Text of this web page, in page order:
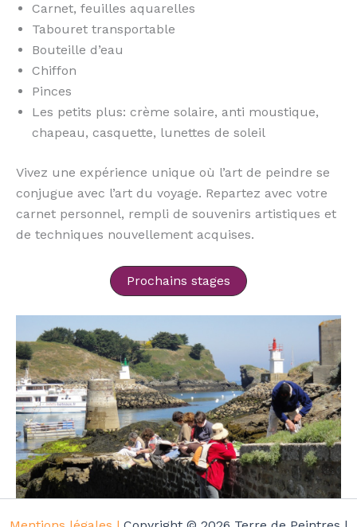
Carnet, feuilles aquarelles
Tabouret transportable
Bouteille d’eau
Chiffon
Pinces
Les petits plus: crème solaire, anti moustique,
chapeau, casquette, lunettes de soleil
Vivez une expérience unique où l’art de peindre se
conjugue avec l’art du voyage. Repartez avec votre
carnet personnel, rempli de souvenirs artistiques et
de techniques nouvellement acquises.
Prochains stages